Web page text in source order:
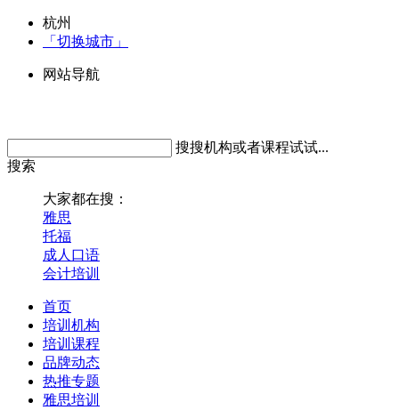
杭州
「切换城市」
网站导航
搜搜机构或者课程试试...
搜索
大家都在搜：
雅思
托福
成人口语
会计培训
首页
培训机构
培训课程
品牌动态
热推专题
雅思培训